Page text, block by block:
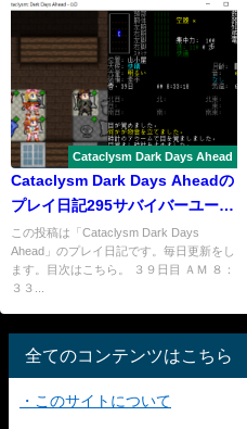
Cataclysm Dark Days Ahead
Cataclysm Dark Days Aheadの
プレイ日記295サバイバーユーテ
ィリティベルト
この投稿は「Cataclysm Dark Days
Ahead」のプレイ日記です。毎日更新をし
ます。目次はこちら。 ３９日目 ＡＭ ８：
３３...
全てのコンテンツはこちら
・このサイトについて